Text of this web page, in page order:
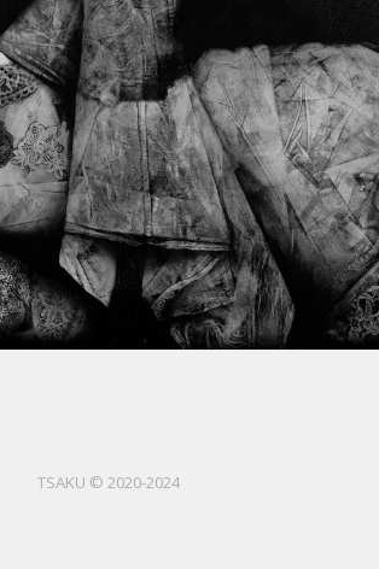
TSAKU © 2020-2024